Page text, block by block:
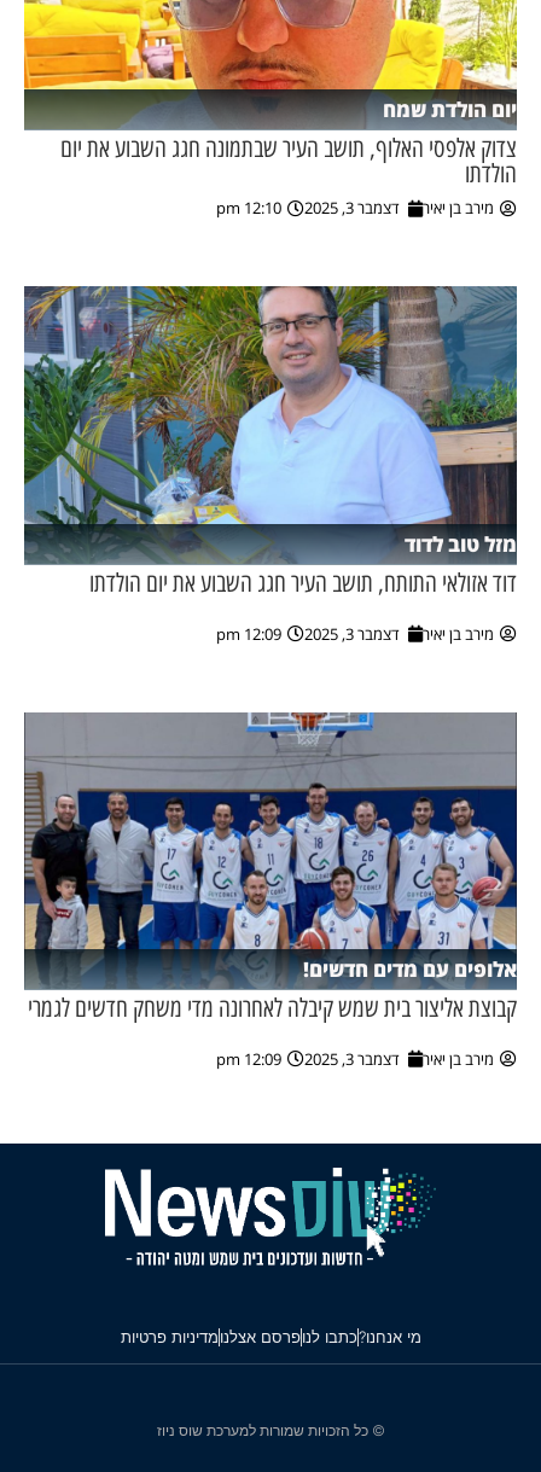
יום הולדת שמח
צדוק אלפסי האלוף, תושב העיר שבתמונה חגג השבוע את יום
הולדתו
מירב בן יאיר דצמבר 3, 2025 12:10 pm
מזל טוב לדוד
דוד אזולאי התותח, תושב העיר חגג השבוע את יום הולדתו
מירב בן יאיר דצמבר 3, 2025 12:09 pm
אלופים עם מדים חדשים!
קבוצת אליצור בית שמש קיבלה לאחרונה מדי משחק חדשים לגמרי
מירב בן יאיר דצמבר 3, 2025 12:09 pm
מי אנחנו?כתבו לנופרסם אצלנומדיניות פרטיות
© כל הזכויות שמורות למערכת שוס ניוז